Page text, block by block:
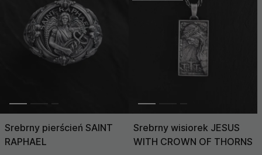
Srebrny pierścień SAINT
RAPHAEL
Srebrny wisiorek JESUS
WITH CROWN OF THORNS